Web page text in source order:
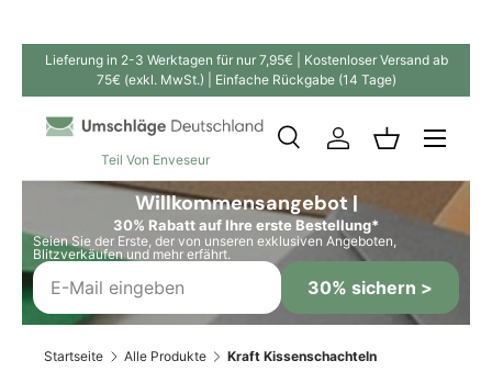
Direkt zum Inhalt
Lieferung in 2-3 Werktagen für nur 7,95€ | Kostenloser Versand ab
75€ (exkl. MwSt.) | Einfache Rückgabe (14 Tage)
Teil Von Enveseur
SuchenSuchen
SucheEinloggen
Willkommensangebot |
30% Rabatt auf Ihre erste Bestellung*
Seien Sie der Erste, der von unseren exklusiven Angeboten,
Blitzverkäufen und mehr erfährt.
30% sichern >
Startseite Alle Produkte Kraft Kissenschachteln